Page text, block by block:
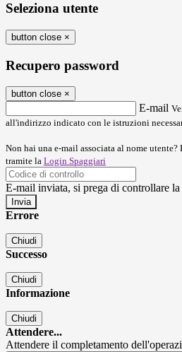
Seleziona utente
button close ×
Recupero password
button close ×
E-mail
all'indirizzo indicato con le istruzioni
Non hai una e-mail associata al nome
tramite la Login Spaggiari
E-mail inviata, si prega di controllare
Errore
Chiudi
Successo
Chiudi
Informazione
Chiudi
Attendere...
Attendere il completamento